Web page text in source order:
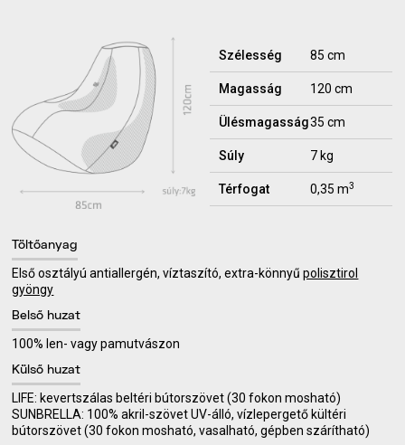
Szélesség 85 cm
Magasság 120 cm
Ülésmagasság35 cm
Súly 7 kg
Térfogat 0,35 m3
Töltőanyag
Első osztályú antiallergén, víztaszító, extra-könnyűpolisztirol
gyöngy
Belső huzat
100% len- vagy pamutvászon
Külső huzat
LIFE: kevertszálas beltéri bútorszövet (30 fokon mosható)
SUNBRELLA: 100% akril-szövet UV-álló, vízlepergető kültéri
bútorszövet (30 fokon mosható, vasalható, gépben szárítható)